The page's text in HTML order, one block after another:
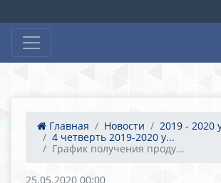
Главная Новости
2019 - 2020
4 четверть 2019-2020 у...
График получения проду...
25.05.2020 00:00